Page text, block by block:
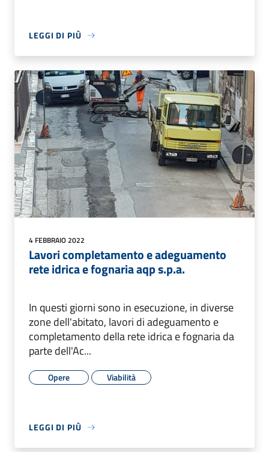
LEGGI DI PIÙ
4 FEBBRAIO 2022
Lavori completamento e adeguamento
rete idrica e fognaria aqp s.p.a.
In questi giorni sono in esecuzione, in diverse
zone dell'abitato, lavori di adeguamento e
completamento della rete idrica e fognaria da
parte dell'Ac...
Opere Viabilità
LEGGI DI PIÙ